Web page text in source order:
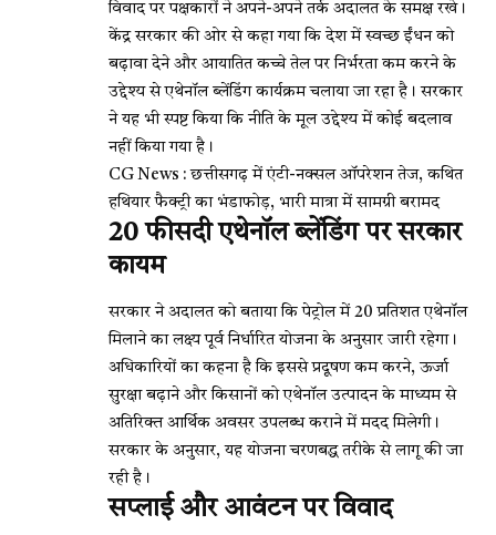
विवाद पर पक्षकारों ने अपने-अपने तर्क अदालत के समक्ष रखे।
केंद्र सरकार की ओर से कहा गया कि देश में स्वच्छ ईंधन को
बढ़ावा देने और आयातित कच्चे तेल पर निर्भरता कम करने के
उद्देश्य से एथेनॉल ब्लेंडिंग कार्यक्रम चलाया जा रहा है। सरकार
ने यह भी स्पष्ट किया कि नीति के मूल उद्देश्य में कोई बदलाव
नहीं किया गया है।
CG News : छत्तीसगढ़ में एंटी-नक्सल ऑपरेशन तेज, कथित
हथियार फैक्ट्री का भंडाफोड़, भारी मात्रा में सामग्री बरामद
20 फीसदी एथेनॉल ब्लेंडिंग पर सरकार
कायम
सरकार ने अदालत को बताया कि पेट्रोल में 20 प्रतिशत एथेनॉल
मिलाने का लक्ष्य पूर्व निर्धारित योजना के अनुसार जारी रहेगा।
अधिकारियों का कहना है कि इससे प्रदूषण कम करने, ऊर्जा
सुरक्षा बढ़ाने और किसानों को एथेनॉल उत्पादन के माध्यम से
अतिरिक्त आर्थिक अवसर उपलब्ध कराने में मदद मिलेगी।
सरकार के अनुसार, यह योजना चरणबद्ध तरीके से लागू की जा
रही है।
सप्लाई और आवंटन पर विवाद